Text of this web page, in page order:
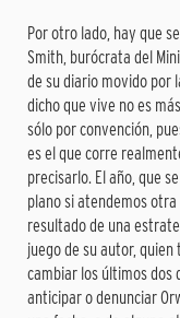
Por otro lado, hay que
Smith, burócrata del
de su diario movido por
dicho que vive no es
sólo por convención,
es el que corre
precisarlo. El año, que
plano si atendemos
resultado de una
juego de su autor,
cambiar los últimos dos
anticipar o denunciar